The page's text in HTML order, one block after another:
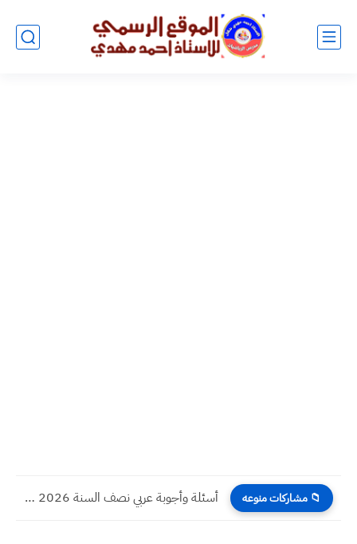
📁 مشاركات منوعه أسئلة وأجوبة عربي نصف السنة 2026 للصف رابع علمي وادبي...